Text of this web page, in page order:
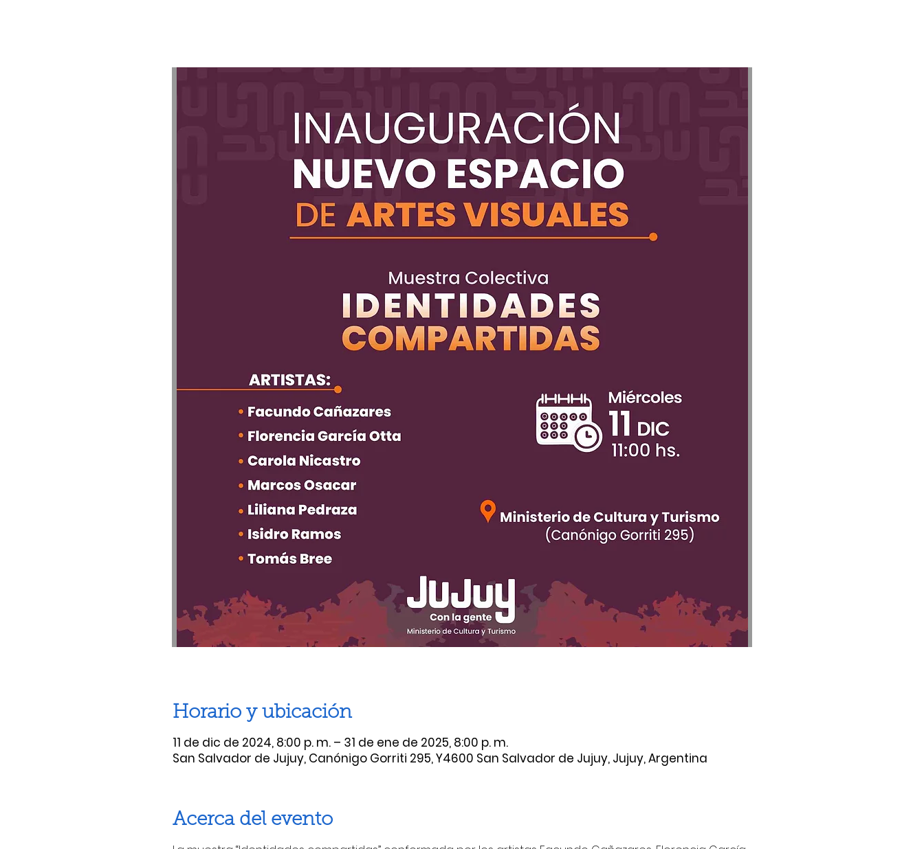
Horario y ubicación
11 de dic de 2024, 8:00 p. m. – 31 de ene de 2025, 8:00 p. m.
San Salvador de Jujuy, Canónigo Gorriti 295, Y4600 San Salvador de Jujuy, Jujuy, Argentina
Acerca del evento